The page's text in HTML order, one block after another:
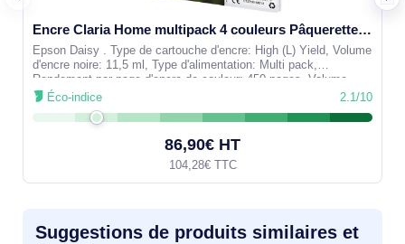
Encre Claria Home multipack 4 couleurs Pâquerette 18XL - C13T18164022
Epson Daisy . Type de cartouche d'encre: High (L) Yield, Volume
d'encre noire: 11,5 ml, Type d'alimentation: Multi pack,
Rendement par page d'encre de couleur: 450 pages, Volume
d'encre de couleur:
Éco-indice 2.1/10
86,90€ HT
104,28€ TTC
Suggestions de produits similaires et